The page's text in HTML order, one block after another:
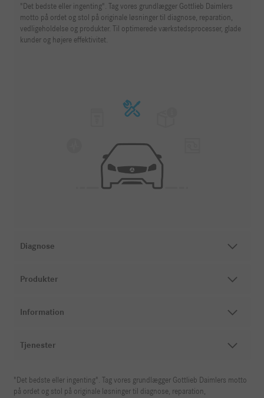
"Det bedste eller ingenting". Tag vores grundlægger Gottlieb Daimlers
motto på ordet og stol på originale løsninger til diagnose, reparation,
vedligeholdelse og produkter. Til optimerede værkstedsprocesser, glade
kunder og højere effektivitet.
Diagnose
Produkter
Information
Tjenester
"Det bedste eller ingenting". Tag vores grundlægger Gottlieb Daimlers motto
på ordet og stol på originale løsninger til diagnose, reparation,